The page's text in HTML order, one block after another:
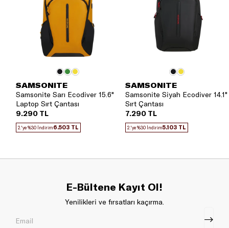
SAMSONITE
Samsonite Sarı Ecodiver 15.6"
Laptop Sırt Çantası
9.290 TL
2.'ye %30 İndirim6.503 TL
SAMSONITE
Samsonite Siyah Ecodiver 14.1"
Sırt Çantası
7.290 TL
2.'ye %30 İndirim5.103 TL
E-Bültene Kayıt Ol!
Yenilikleri ve fırsatları kaçırma.